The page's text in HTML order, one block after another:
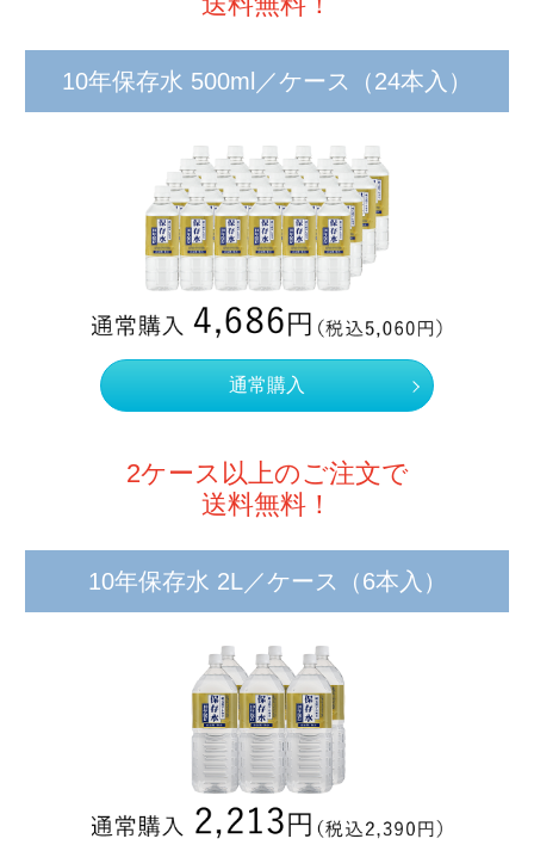
10年保存水 500ml／ケース （24本入）
通常購入
2ケース以上のご注文で
送料無料！
10年保存水 2L／ケース （6本入）